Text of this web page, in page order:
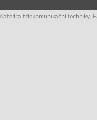
Katedra telekomunikační techniky,